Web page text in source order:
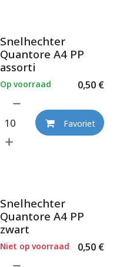
Snelhechter
Quantore A4 PP
assorti
0,50€
Op voorraad
Favoriet
Snelhechter
Quantore A4 PP
zwart
0,50€
Niet op voorraad